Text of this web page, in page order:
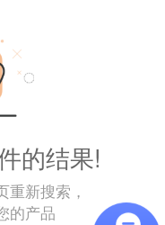
的结果!
重新搜索，
的产品